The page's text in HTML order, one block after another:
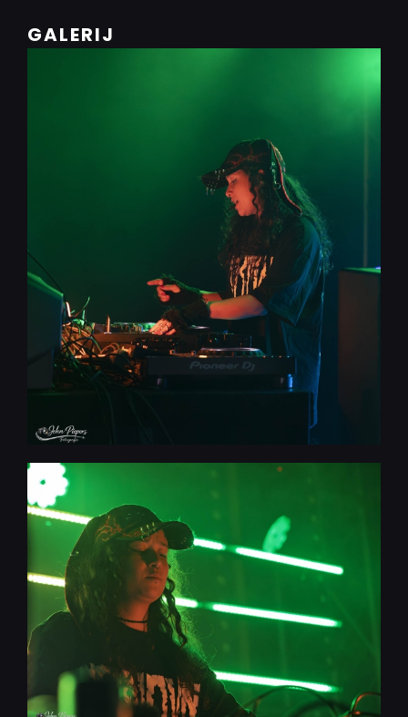
GALERIJ